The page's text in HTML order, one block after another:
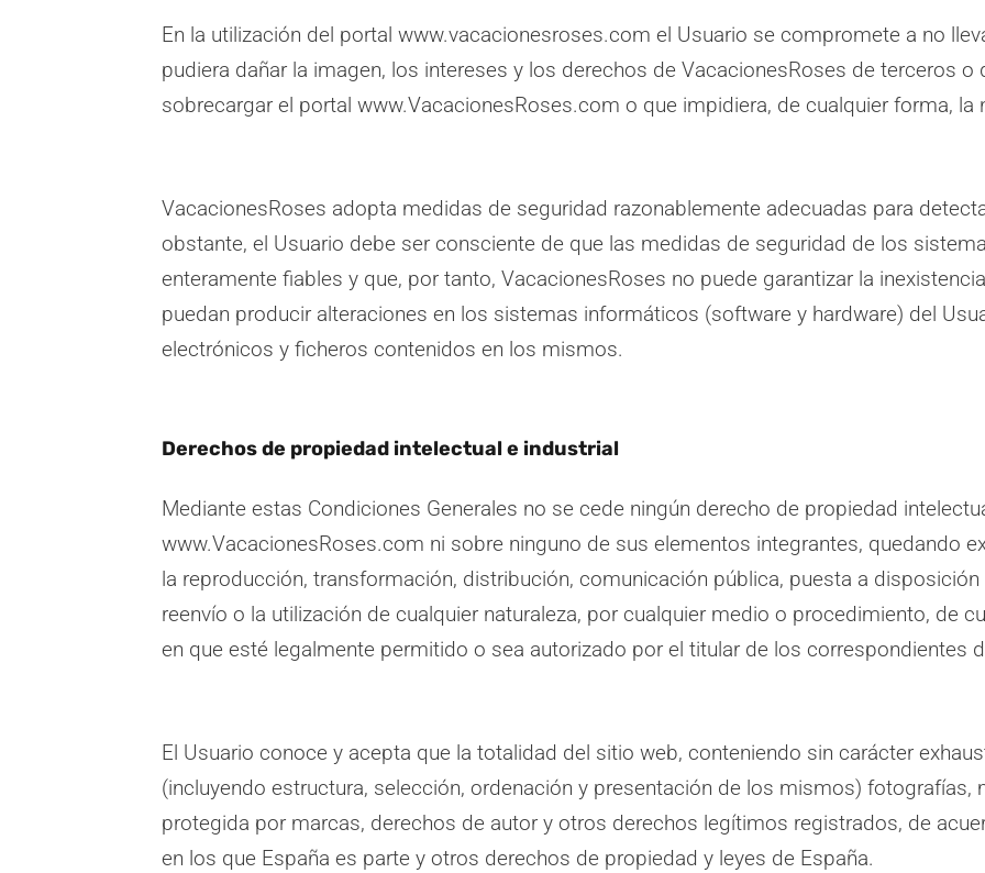
En la utilización del portal www.vacacionesroses.com el Usuario se compromete a no
pudiera dañar la imagen, los intereses y los derechos de VacacionesRoses de terceros o
sobrecargar el portal www.VacacionesRoses.com o que impidiera, de cualquier forma, la
VacacionesRoses adopta medidas de seguridad razonablemente adecuadas para
obstante, el Usuario debe ser consciente de que las medidas de seguridad de los
enteramente fiables y que, por tanto, VacacionesRoses no puede garantizar la
puedan producir alteraciones en los sistemas informáticos (software y hardware) del
electrónicos y ficheros contenidos en los mismos.
Derechos de propiedad intelectual e industrial
Mediante estas Condiciones Generales no se cede ningún derecho de propiedad
www.VacacionesRoses.com ni sobre ninguno de sus elementos integrantes, quedando
la reproducción, transformación, distribución, comunicación pública, puesta a
reenvío o la utilización de cualquier naturaleza, por cualquier medio o procedimiento, de
en que esté legalmente permitido o sea autorizado por el titular de los correspondientes
El Usuario conoce y acepta que la totalidad del sitio web, conteniendo sin carácter
(incluyendo estructura, selección, ordenación y presentación de los mismos) fotografías,
protegida por marcas, derechos de autor y otros derechos legítimos registrados, de
en los que España es parte y otros derechos de propiedad y leyes de España.